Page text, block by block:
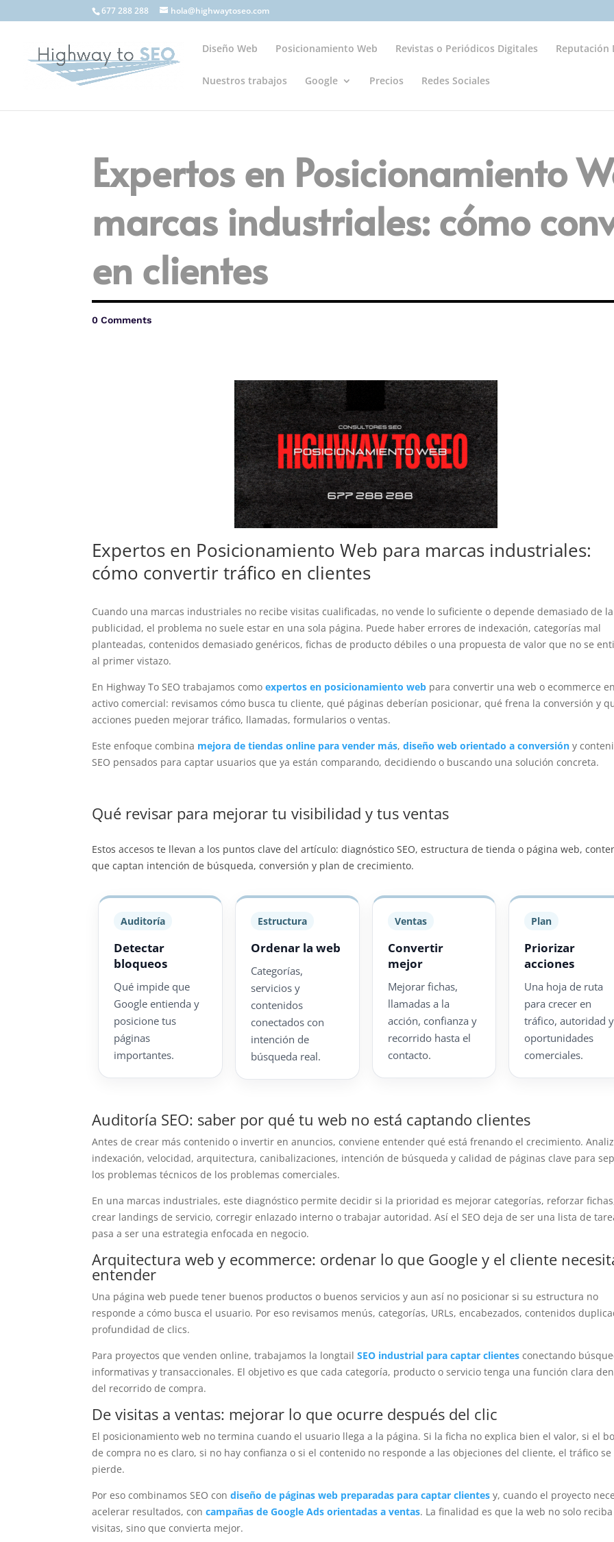
677 288 288 hola@highwaytoseo.com
Diseño Web Posicionamiento Web Revistas o Periódicos Digitales Reputación
Nuestros trabajos Google Precios Redes Sociales
Expertos en Posicionamiento
marcas industriales: cómo
en clientes
0 Comments
Expertos en Posicionamiento Web para marcas industriales:
cómo convertir tráfico en clientes
Cuando una marcas industriales no recibe visitas cualificadas, no vende lo suficiente o depende demasiado de la
publicidad, el problema no suele estar en una sola página. Puede haber errores de indexación, categorías mal
planteadas, contenidos demasiado genéricos, fichas de producto débiles o una propuesta de valor que no se
al primer vistazo.
En Highway To SEO trabajamos comoexpertos en posicionamiento web para convertir una web o ecommerce
activo comercial: revisamos cómo busca tu cliente, qué páginas deberían posicionar, qué frena la conversión y
acciones pueden mejorar tráfico, llamadas, formularios o ventas.
Este enfoque combina mejora de tiendas online para vender más,diseño web orientado a conversión y
SEO pensados para captar usuarios que ya están comparando, decidiendo o buscando una solución concreta.
Qué revisar para mejorar tu visibilidad y tus ventas
Estos accesos te llevan a los puntos clave del artículo: diagnóstico SEO, estructura de tienda o página web,
que captan intención de búsqueda, conversión y plan de crecimiento.
Auditoría
Detectar
bloqueos
Qué impide que
Google entienda y
posicione tus
páginas
importantes.
Estructura
Ordenar la web
Categorías,
servicios y
contenidos
conectados con
intención de
búsqueda real.
Ventas
Convertir
mejor
Mejorar fichas,
llamadas a la
acción, confianza y
recorrido hasta el
contacto.
Plan
Priorizar
acciones
Una hoja de ruta
para crecer en
tráfico, autoridad y
oportunidades
comerciales.
Auditoría SEO: saber por qué tu web no está captando clientes
Antes de crear más contenido o invertir en anuncios, conviene entender qué está frenando el crecimiento.
indexación, velocidad, arquitectura, canibalizaciones, intención de búsqueda y calidad de páginas clave para
los problemas técnicos de los problemas comerciales.
En una marcas industriales, este diagnóstico permite decidir si la prioridad es mejorar categorías, reforzar
crear landings de servicio, corregir enlazado interno o trabajar autoridad. Así el SEO deja de ser una lista de
pasa a ser una estrategia enfocada en negocio.
Arquitectura web y ecommerce: ordenar lo que Google y el cliente
entender
Una página web puede tener buenos productos o buenos servicios y aun así no posicionar si su estructura no
responde a cómo busca el usuario. Por eso revisamos menús, categorías, URLs, encabezados, contenidos
profundidad de clics.
Para proyectos que venden online, trabajamos la longtailSEO industrial para captar clientes conectando
informativas y transaccionales. El objetivo es que cada categoría, producto o servicio tenga una función clara
del recorrido de compra.
De visitas a ventas: mejorar lo que ocurre después del clic
El posicionamiento web no termina cuando el usuario llega a la página. Si la ficha no explica bien el valor, si el
de compra no es claro, si no hay confianza o si el contenido no responde a las objeciones del cliente, el tráfico se
pierde.
Por eso combinamos SEO condiseño de páginas web preparadas para captar clientes y, cuando el proyecto
acelerar resultados, concampañas de Google Ads orientadas a ventas. La finalidad es que la web no solo reciba
visitas, sino que convierta mejor.